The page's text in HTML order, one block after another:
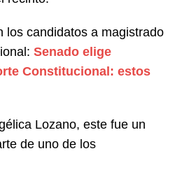
los candidatos a magistrado
Senado elige
Constitucional: estos
Lozano, este fue un
de uno de los